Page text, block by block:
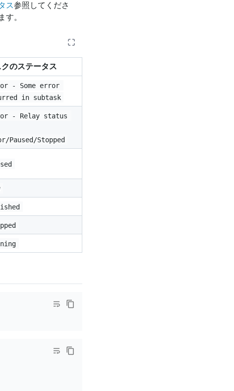
ス参照してくださ
。
のステータス
- Some error
in subtask
- Relay status
Paused/Stopped